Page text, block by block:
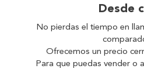
Desde
No pierdas el tiempo en
Ofrecemos un precio
Para que puedas vender o